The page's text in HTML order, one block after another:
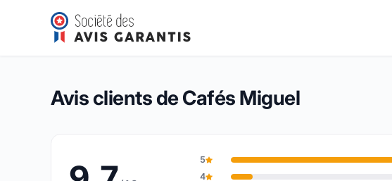
Cafés Miguel
Note globale : 9,7 sur 10
9,7/10(2 369 avis)
Avis clients de Cafés Miguel
5
4